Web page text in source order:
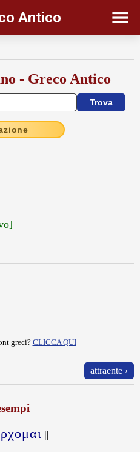
Antico
- Greco Antico
greci? CLICCA QUI
attraente ›
||